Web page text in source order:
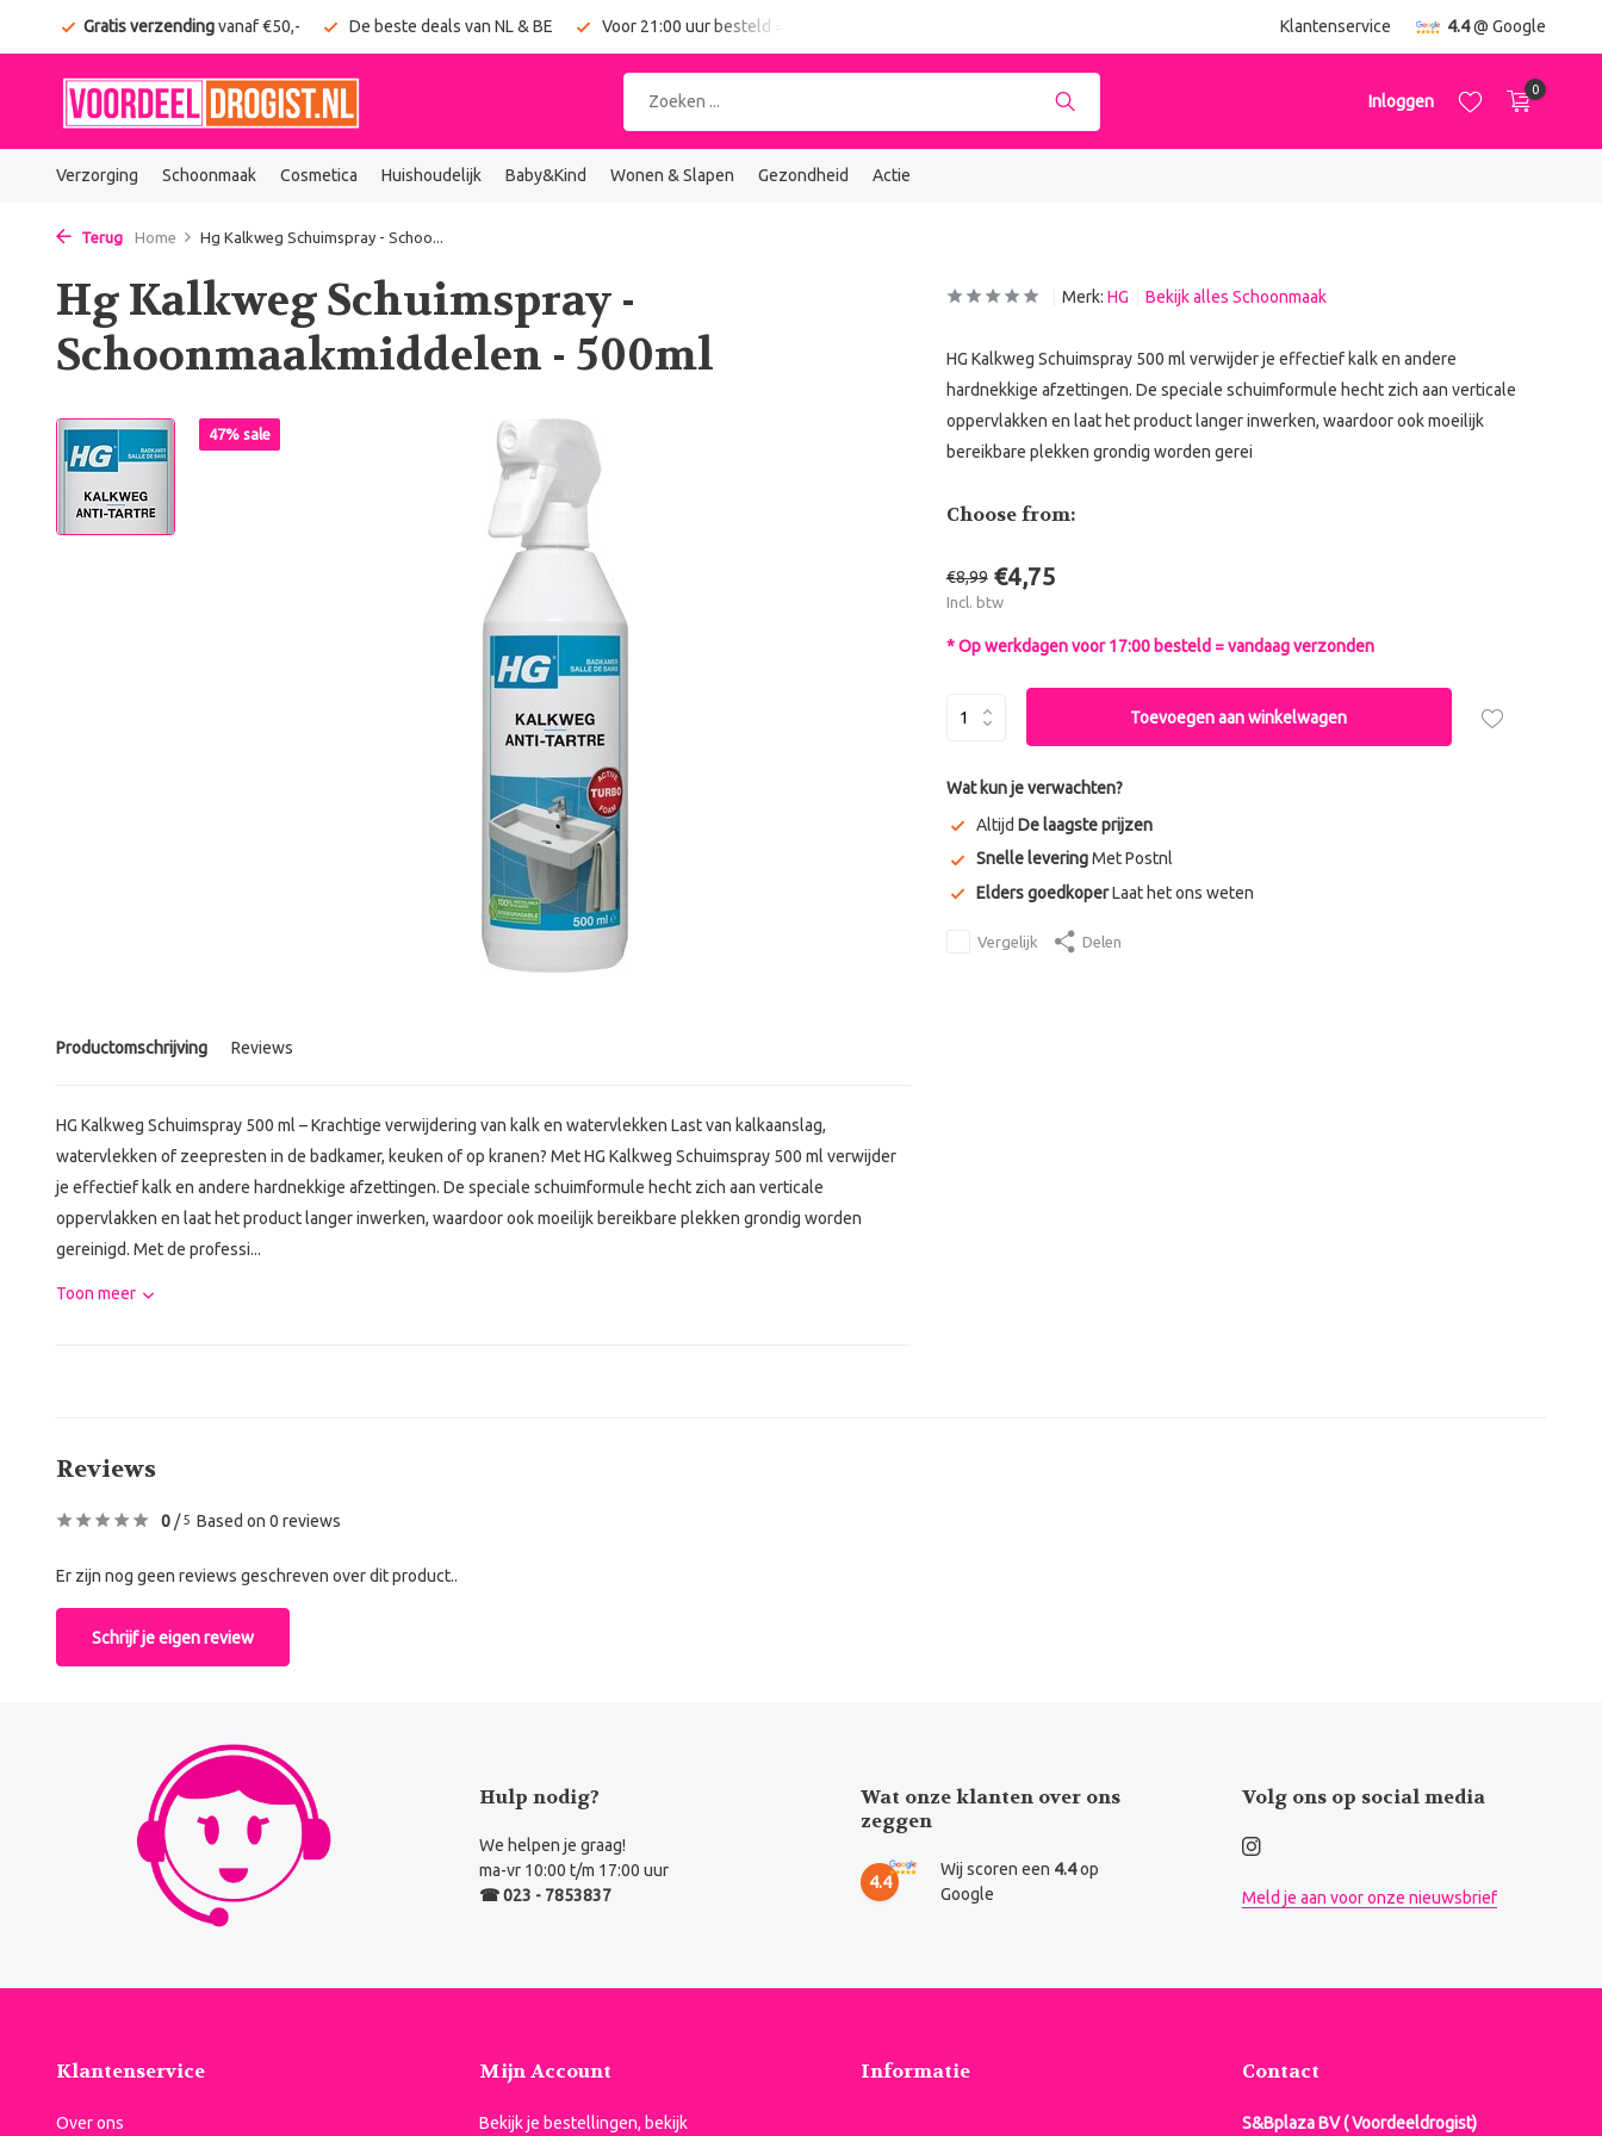
Gratis verzendingvanaf €50,- De beste deals van NL & BE Voor 21:00 uur besteld = vandaag verzonden Klantenservice 4.4@ Google
Inloggen
0
Verzorging Schoonmaak Cosmetica Huishoudelijk Baby&Kind Wonen & Slapen Gezondheid Actie
Terug Home Hg Kalkweg Schuimspray - Schoo...
Hg Kalkweg Schuimspray -
Schoonmaakmiddelen - 500ml
47% sale
Productomschrijving Reviews
HG Kalkweg Schuimspray 500 ml – Krachtige verwijdering van kalk en watervlekken Last van kalkaanslag,
watervlekken of zeepresten in de badkamer, keuken of op kranen? Met HG Kalkweg Schuimspray 500 ml verwijder
je effectief kalk en andere hardnekkige afzettingen. De speciale schuimformule hecht zich aan verticale
oppervlakken en laat het product langer inwerken, waardoor ook moeilijk bereikbare plekken grondig worden
gereinigd. Met de professi...
Toon meer
Merk: HG Bekijk alles Schoonmaak
HG Kalkweg Schuimspray 500 ml verwijder je effectief kalk en andere
hardnekkige afzettingen. De speciale schuimformule hecht zich aan verticale
oppervlakken en laat het product langer inwerken, waardoor ook moeilijk
bereikbare plekken grondig worden gerei
Choose from:
€8,99 €4,75
Incl. btw
* Op werkdagen voor 17:00 besteld = vandaag verzonden
Toevoegen aan winkelwagen
Wat kun je verwachten?
Altijd De laagste prijzen
Snelle leveringMet Postnl
Elders goedkoperLaat het ons weten
Vergelijk Delen
Reviews
0 /5 Based on 0 reviews
Er zijn nog geen reviews geschreven over dit product..
Schrijf je eigen review
Hulp nodig?
We helpen je graag!
ma-vr 10:00 t/m 17:00 uur
☎ 023 - 7853837
Wat onze klanten over ons
zeggen
4.4
Wij scoren een 4.4op
Google
Volg ons op social media
Meld je aan voor onze nieuwsbrief
Klantenservice
Over ons
Mijn Account
Bekijk je bestellingen, bekijk
Informatie Contact
S&Bplaza BV ( Voordeeldrogist)